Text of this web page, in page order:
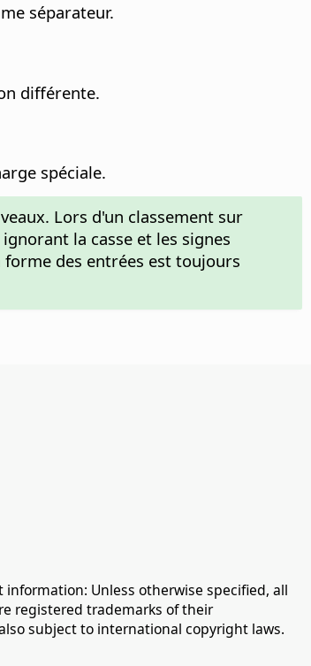
séparateur.
différente.
spéciale.
Lors d'un classement sur
la casse et les signes
des entrées est toujours
information: Unless otherwise specified, all
registered trademarks of their
subject to international copyright laws.